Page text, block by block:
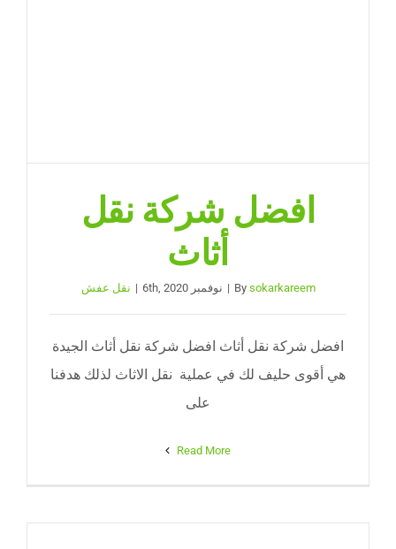
افضل شركة نقل
أثاث
By sokarkareem
| نوفمبر 6th, 2020 | نقل عفش
افضل شركة نقل أثاث افضل شركة نقل أثاث الجيدة
هي أقوى حليف لك في عملية نقل الاثاث لذلك هدفنا
على
Read More